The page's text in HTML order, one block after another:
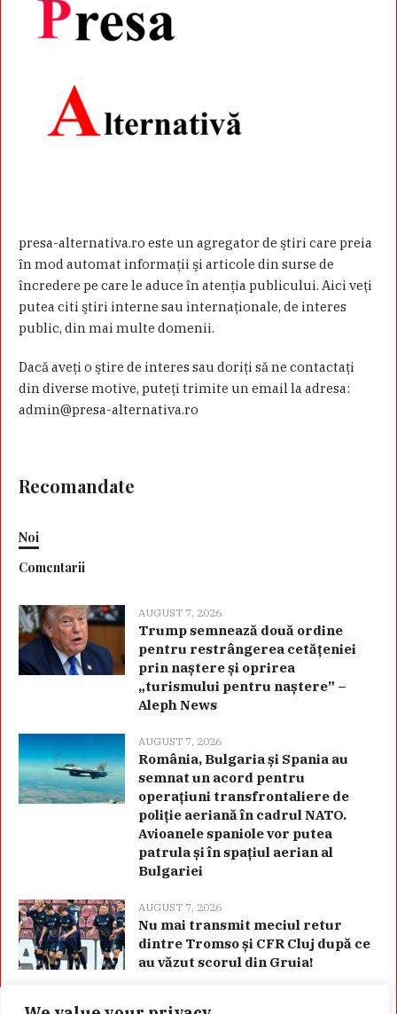
presa-alternativa.ro este un agregator de ştiri care preia
în mod automat informaţii şi articole din surse de
încredere pe care le aduce în atenţia publicului. Aici veţi
putea citi ştiri interne sau internaţionale, de interes
public, din mai multe domenii.
Dacă aveţi o ştire de interes sau doriţi să ne contactaţi
din diverse motive, puteţi trimite un email la adresa:
admin@presa-alternativa.ro
Recomandate
Noi
Comentarii
AUGUST 7, 2026
Trump semnează două ordine
pentru restrângerea cetățeniei
prin naștere și oprirea
„turismului pentru naștere” –
Aleph News
AUGUST 7, 2026
România, Bulgaria și Spania au
semnat un acord pentru
operațiuni transfrontaliere de
poliție aeriană în cadrul NATO.
Avioanele spaniole vor putea
patrula și în spațiul aerian al
Bulgariei
AUGUST 7, 2026
Nu mai transmit meciul retur
dintre Tromso și CFR Cluj după ce
au văzut scorul din Gruia!